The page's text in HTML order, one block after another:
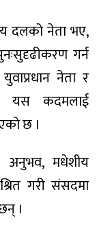
दलको नेता भए,
गर्न
नेता र
यस कदमलाई
छ ।
अनुभव, मधेशीय
गरी संसदमा
।